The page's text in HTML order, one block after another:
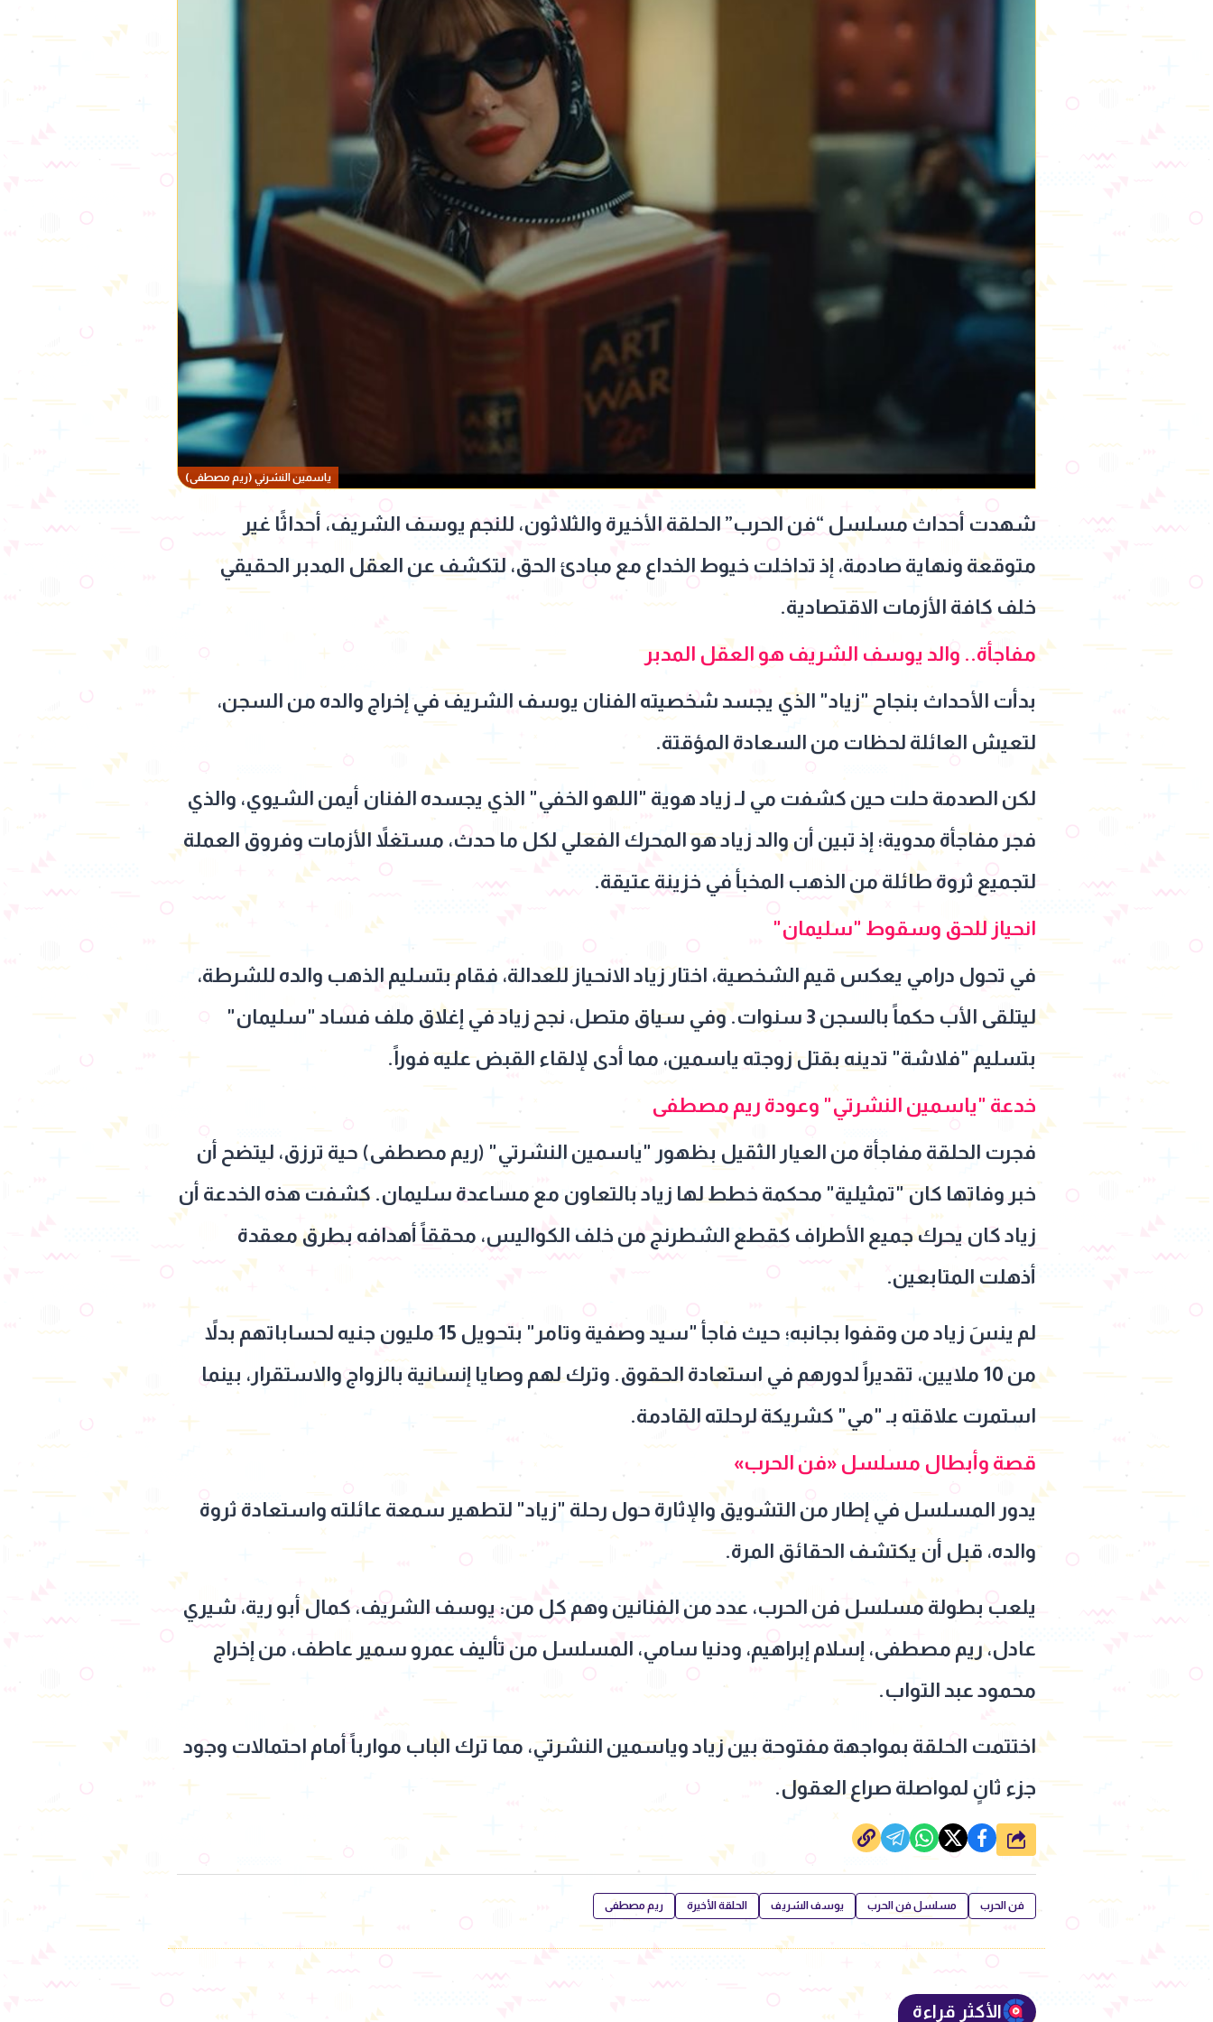
ياسمين النشرني (ريم مصطفى)
شهدت أحداث مسلسل “فن الحرب” الحلقة الأخيرة والثلاثون، للنجم يوسف الشريف، أحداثًا غير
متوقعة ونهاية صادمة، إذ تداخلت خيوط الخداع مع مبادئ الحق، لتكشف عن العقل المدبر الحقيقي
خلف كافة الأزمات الاقتصادية.
مفاجأة.. والد يوسف الشريف هو العقل المدبر
بدأت الأحداث بنجاح "زياد" الذي يجسد شخصيته الفنان يوسف الشريف في إخراج والده من السجن،
لتعيش العائلة لحظات من السعادة المؤقتة.
لكن الصدمة حلت حين كشفت مي لـ زياد هوية "اللهو الخفي" الذي يجسده الفنان أيمن الشيوي، والذي
فجر مفاجأة مدوية؛ إذ تبين أن والد زياد هو المحرك الفعلي لكل ما حدث، مستغلاً الأزمات وفروق العملة
لتجميع ثروة طائلة من الذهب المخبأ في خزينة عتيقة.
انحياز للحق وسقوط "سليمان"
في تحول درامي يعكس قيم الشخصية، اختار زياد الانحياز للعدالة، فقام بتسليم الذهب والده للشرطة،
ليتلقى الأب حكماً بالسجن 3 سنوات. وفي سياق متصل، نجح زياد في إغلاق ملف فساد "سليمان"
بتسليم "فلاشة" تدينه بقتل زوجته ياسمين، مما أدى لإلقاء القبض عليه فوراً.
خدعة "ياسمين النشرتي" وعودة ريم مصطفى
فجرت الحلقة مفاجأة من العيار الثقيل بظهور "ياسمين النشرتي" (ريم مصطفى) حية ترزق، ليتضح أن
خبر وفاتها كان "تمثيلية" محكمة خطط لها زياد بالتعاون مع مساعدة سليمان. كشفت هذه الخدعة أن
زياد كان يحرك جميع الأطراف كقطع الشطرنج من خلف الكواليس، محققاً أهدافه بطرق معقدة
أذهلت المتابعين.
لم ينسَ زياد من وقفوا بجانبه؛ حيث فاجأ "سيد وصفية وتامر" بتحويل 15 مليون جنيه لحساباتهم بدلاً
من 10 ملايين، تقديراً لدورهم في استعادة الحقوق. وترك لهم وصايا إنسانية بالزواج والاستقرار، بينما
استمرت علاقته بـ "مي" كشريكة لرحلته القادمة.
قصة وأبطال مسلسل «فن الحرب»
يدور المسلسل في إطار من التشويق والإثارة حول رحلة "زياد" لتطهير سمعة عائلته واستعادة ثروة
والده، قبل أن يكتشف الحقائق المرة.
يلعب بطولة مسلسل فن الحرب، عدد من الفنانين وهم كل من: يوسف الشريف، كمال أبو رية، شيري
عادل، ريم مصطفى، إسلام إبراهيم، ودنيا سامي، المسلسل من تأليف عمرو سمير عاطف، من إخراج
محمود عبد التواب.
اختتمت الحلقة بمواجهة مفتوحة بين زياد وياسمين النشرتي، مما ترك الباب موارباً أمام احتمالات وجود
جزء ثانٍ لمواصلة صراع العقول.
شارك
فن الحرب مسلسل فن الحرب يوسف الشريف الحلقة الأخيرة ريم مصطفى
الأكثر قراءة